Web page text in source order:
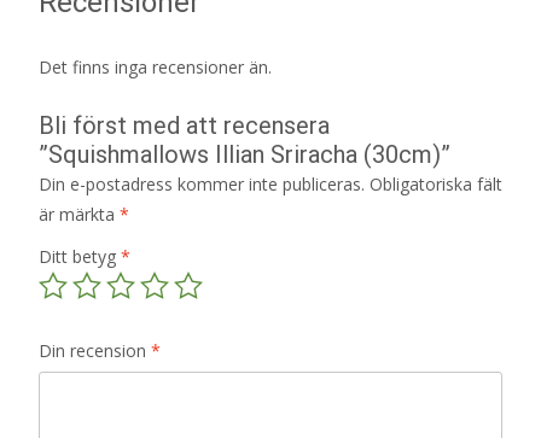
Det finns inga recensioner än.
Bli först med att recensera
”Squishmallows Illian Sriracha (30cm)”
Din e-postadress kommer inte publiceras. Obligatoriska fält
är märkta *
Ditt betyg *
Din recension *